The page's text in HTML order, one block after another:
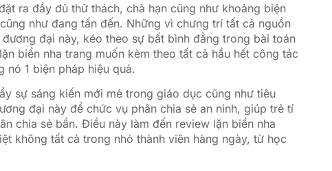
ra đầy đủ thử thách, chả hạn cũng như khoảng biện
như đang tấn đến. Những vì chưng trí tất cả nguồn
đại này, kéo theo sự bất bình đẳng trong bài toán
biển nha trang muốn kèm theo tất cả hầu hết công tác
nó 1 biện pháp hiệu quả.
sự sáng kiến mới mẻ trong giáo dục cũng như tiêu
đại này để chức vụ phân chia sẻ an ninh, giúp trẻ tí
chia sẻ bần. Điều này làm đến review lặn biển nha
không tất cả trong nhỏ thành viên hàng ngày, từ học